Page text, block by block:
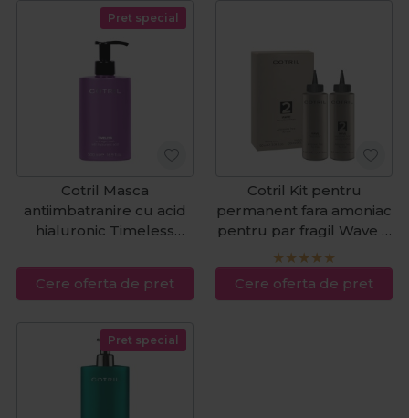
Pret special
Cotril Masca
antiimbatranire cu acid
hialuronic Timeless
Cere oferta de pret
Cotril Kit pentru
permanent fara amoniac
pentru par fragil Wave 2
90+100ml
Cere oferta de pret
Pret special